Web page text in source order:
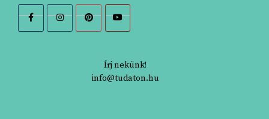
Írj nekünk!
info@tudaton.hu